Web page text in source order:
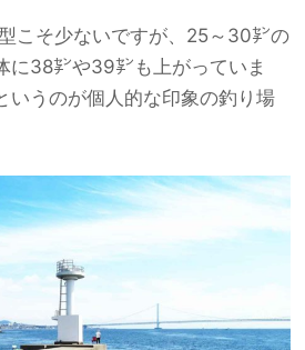
こそ少ないですが、25～30㌢の
に38㌢や39㌢も上がっていま
いうのが個人的な印象の釣り場